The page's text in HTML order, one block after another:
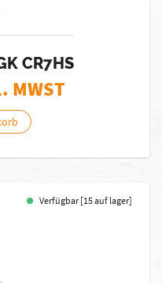
CR7HS
MWST
Verfügbar [15 auf lager]